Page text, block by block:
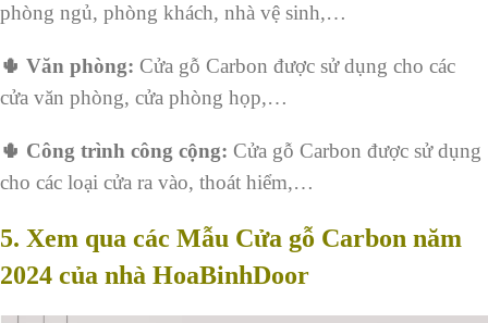
phòng ngủ, phòng khách, nhà vệ sinh,…
🌵 Văn phòng: Cửa gỗ Carbon được sử dụng cho các
cửa văn phòng, cửa phòng họp,…
🌵 Công trình công cộng: Cửa gỗ Carbon được sử dụng
cho các loại cửa ra vào, thoát hiểm,…
5. Xem qua các Mẫu Cửa gỗ Carbon năm
2024 của nhà HoaBinhDoor